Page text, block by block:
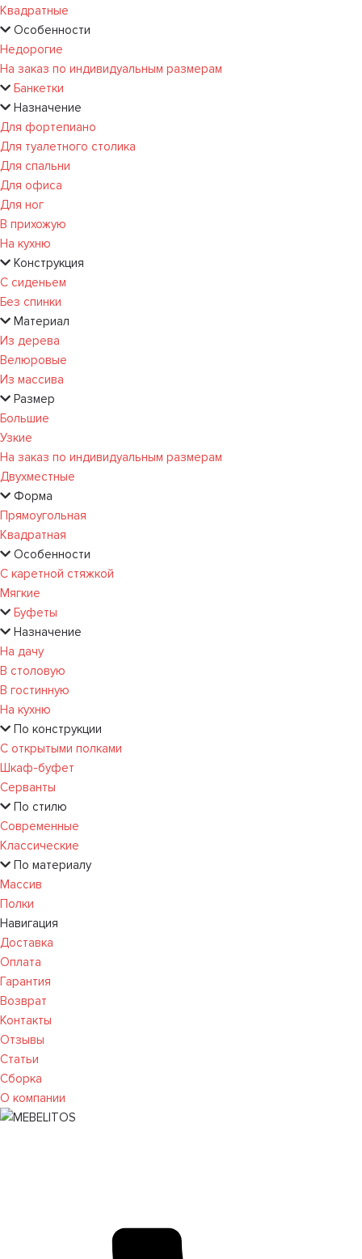
Квадратные
Особенности
Недорогие
На заказ по индивидуальным размерам
Банкетки
Назначение
Для фортепиано
Для туалетного столика
Для спальни
Для офиса
Для ног
В прихожую
На кухню
Конструкция
С сиденьем
Без спинки
Материал
Из дерева
Велюровые
Из массива
Размер
Большие
Узкие
На заказ по индивидуальным размерам
Двухместные
Форма
Прямоугольная
Квадратная
Особенности
С каретной стяжкой
Мягкие
Буфеты
Назначение
На дачу
В столовую
В гостинную
На кухню
По конструкции
С открытыми полками
Шкаф-буфет
Серванты
По стилю
Современные
Классические
По материалу
Массив
Полки
Навигация
Доставка
Оплата
Гарантия
Возврат
Контакты
Отзывы
Статьи
Сборка
О компании